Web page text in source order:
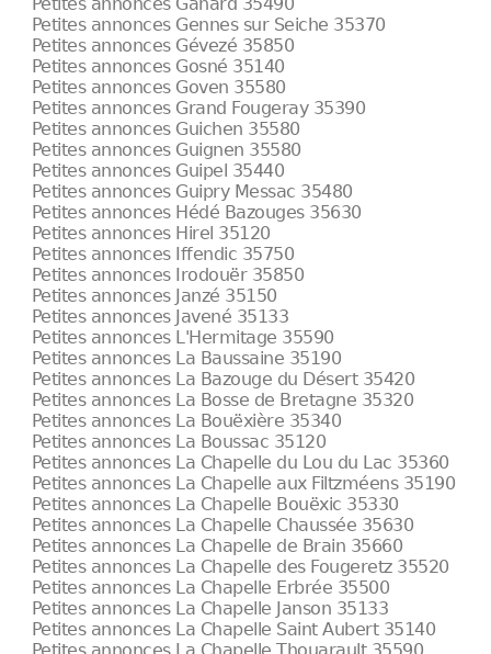
Petites annonces Gennes sur Seiche 35370
Petites annonces Gévezé 35850
Petites annonces Gosné 35140
Petites annonces Goven 35580
Petites annonces Grand Fougeray 35390
Petites annonces Guichen 35580
Petites annonces Guignen 35580
Petites annonces Guipel 35440
Petites annonces Guipry Messac 35480
Petites annonces Hédé Bazouges 35630
Petites annonces Hirel 35120
Petites annonces Iffendic 35750
Petites annonces Irodouër 35850
Petites annonces Janzé 35150
Petites annonces Javené 35133
Petites annonces L'Hermitage 35590
Petites annonces La Baussaine 35190
Petites annonces La Bazouge du Désert 35420
Petites annonces La Bosse de Bretagne 35320
Petites annonces La Bouëxière 35340
Petites annonces La Boussac 35120
Petites annonces La Chapelle du Lou du Lac 35360
Petites annonces La Chapelle aux Filtzméens 35190
Petites annonces La Chapelle Bouëxic 35330
Petites annonces La Chapelle Chaussée 35630
Petites annonces La Chapelle de Brain 35660
Petites annonces La Chapelle des Fougeretz 35520
Petites annonces La Chapelle Erbrée 35500
Petites annonces La Chapelle Janson 35133
Petites annonces La Chapelle Saint Aubert 35140